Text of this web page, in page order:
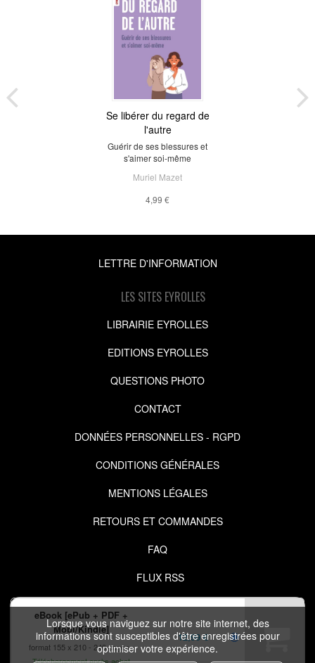
Lorsque vous naviguez sur notre site internet, des
informations sont susceptibles d'être enregistrées pour
optimiser votre expérience.
eBook [ePub + PDF +
Mobi/Kindle]
format 155 x 210
240 pages
12,99 €
Se libérer du regard de
l'autre
Guérir de ses blessures et
s'aimer soi-même
Muriel Mazet
4,99 €
LETTRE D'INFORMATION
LES SITES EYROLLES
LIBRAIRIE EYROLLES
EDITIONS EYROLLES
QUESTIONS PHOTO
CONTACT
DONNÉES PERSONNELLES - RGPD
CONDITIONS GÉNÉRALES
MENTIONS LÉGALES
RETOURS ET COMMANDES
FAQ
FLUX RSS